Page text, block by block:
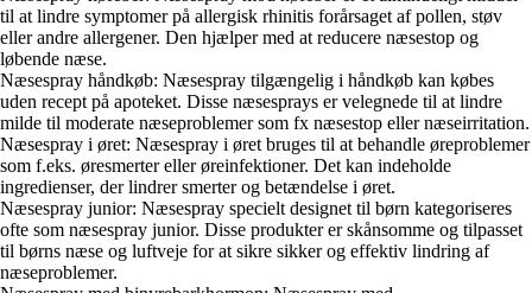
til at lindre symptomer på allergisk rhinitis forårsaget af pollen, støv
eller andre allergener. Den hjælper med at reducere næsestop og
løbende næse.
Næsespray håndkøb: Næsespray tilgængelig i håndkøb kan købes
uden recept på apoteket. Disse næsesprays er velegnede til at lindre
milde til moderate næseproblemer som fx næsestop eller næseirritation.
Næsespray i øret: Næsespray i øret bruges til at behandle øreproblemer
som f.eks. øresmerter eller øreinfektioner. Det kan indeholde
ingredienser, der lindrer smerter og betændelse i øret.
Næsespray junior: Næsespray specielt designet til børn kategoriseres
ofte som næsespray junior. Disse produkter er skånsomme og tilpasset
til børns næse og luftveje for at sikre sikker og effektiv lindring af
næseproblemer.